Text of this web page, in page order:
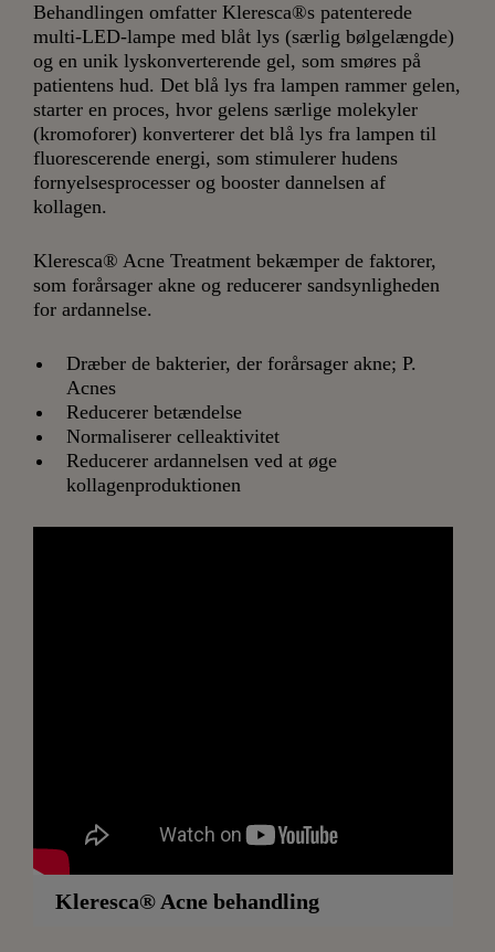
Behandlingen omfatter Kleresca®s patenterede
multi-LED-lampe med blåt lys (særlig bølgelængde)
og en unik lyskonverterende gel, som smøres på
patientens hud. Det blå lys fra lampen rammer gelen,
starter en proces, hvor gelens særlige molekyler
(kromoforer) konverterer det blå lys fra lampen til
fluorescerende energi, som stimulerer hudens
fornyelsesprocesser og booster dannelsen af
kollagen.
Kleresca® Acne Treatment bekæmper de faktorer,
som forårsager akne og reducerer sandsynligheden
for ardannelse.
Dræber de bakterier, der forårsager akne; P.
Acnes
Reducerer betændelse
Normaliserer celleaktivitet
Reducerer ardannelsen ved at øge
kollagenproduktionen
Kleresca® Acne behandling